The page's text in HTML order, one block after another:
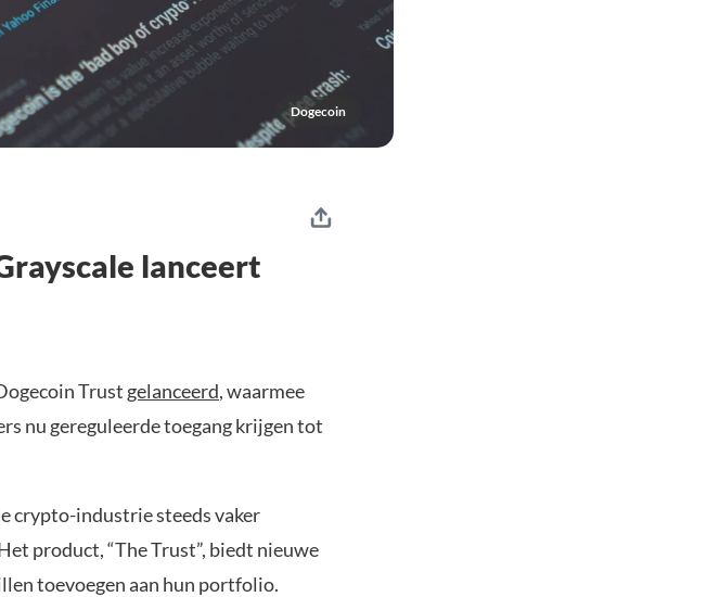
Dogecoin
lanceert
Trust gelanceerd, waarmee
nu gereguleerde toegang krijgen tot
crypto-industrie steeds vaker
product, “The Trust”, biedt nieuwe
toevoegen aan hun portfolio.